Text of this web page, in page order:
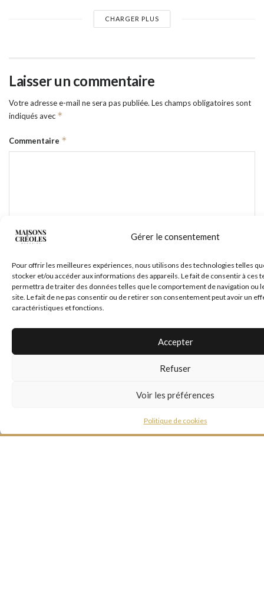
Gérer le consentement
Pour offrir les meilleures expériences, nous utilisons des technologies telles
stocker et/ou accéder aux informations des appareils. Le fait de consentir à ces
permettra de traiter des données telles que le comportement de navigation ou
site. Le fait de ne pas consentir ou de retirer son consentement peut avoir un
caractéristiques et fonctions.
Accepter
Refuser
Voir les préférences
Politique de cookies
CHARGER PLUS
Laisser un commentaire
Votre adresse e-mail ne sera pas publiée. Les champs obligatoires sont
indiqués avec *
Commentaire *
Nom*